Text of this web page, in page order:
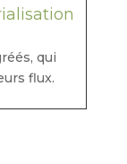
qui
flux.